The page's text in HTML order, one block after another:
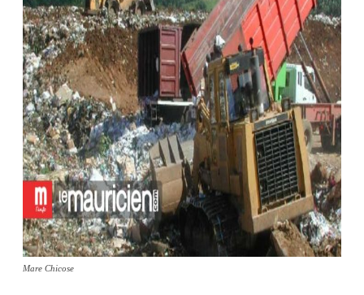
Mare Chicose